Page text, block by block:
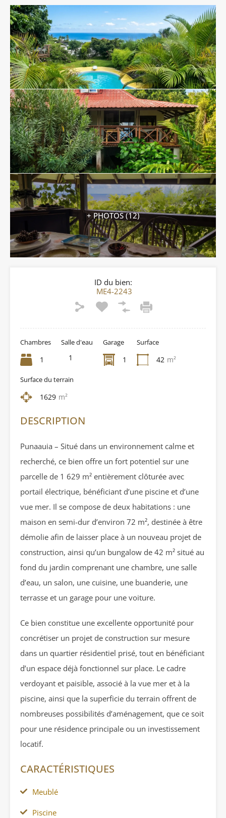
+ PHOTOS (12)
ID du bien:
ME4-2243
Chambres
1
Salle d'eau
1
Garage
1
Surface
42 m²
Surface du terrain
1629 m²
DESCRIPTION
Punaauia – Situé dans un environnement calme et
recherché, ce bien offre un fort potentiel sur une
parcelle de 1 629 m² entièrement clôturée avec
portail électrique, bénéficiant d’une piscine et d’une
vue mer. Il se compose de deux habitations : une
maison en semi-dur d’environ 72 m², destinée à être
démolie afin de laisser place à un nouveau projet de
construction, ainsi qu’un bungalow de 42 m² situé au
fond du jardin comprenant une chambre, une salle
d’eau, un salon, une cuisine, une buanderie, une
terrasse et un garage pour une voiture.
Ce bien constitue une excellente opportunité pour
concrétiser un projet de construction sur mesure
dans un quartier résidentiel prisé, tout en bénéficiant
d’un espace déjà fonctionnel sur place. Le cadre
verdoyant et paisible, associé à la vue mer et à la
piscine, ainsi que la superficie du terrain offrent de
nombreuses possibilités d’aménagement, que ce soit
pour une résidence principale ou un investissement
locatif.
CARACTÉRISTIQUES
Meublé
Piscine